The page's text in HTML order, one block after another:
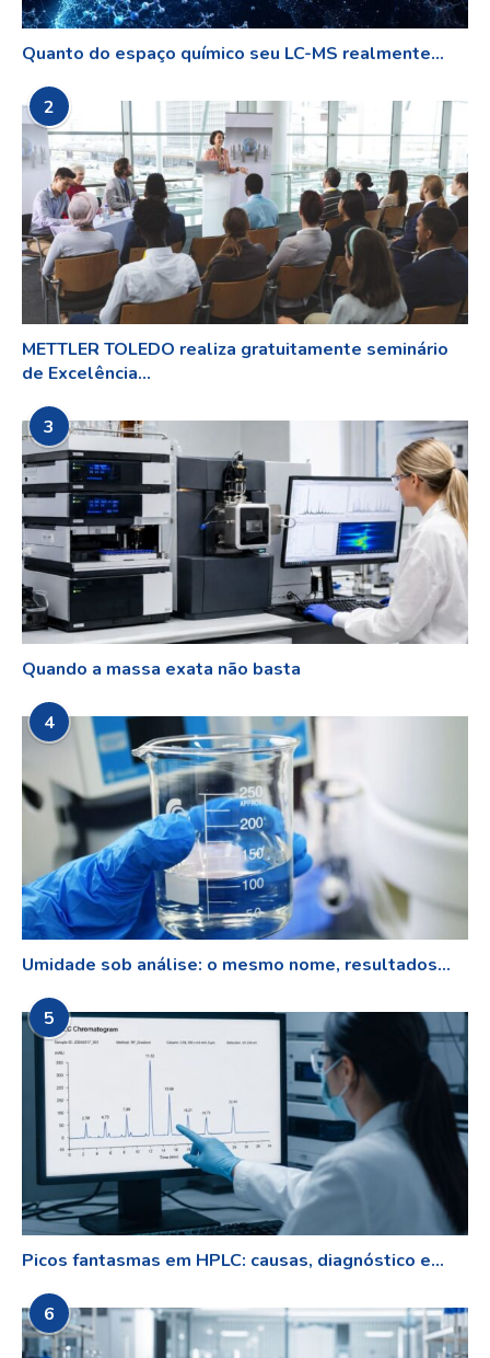
Quanto do espaço químico seu LC-MS realmente...
2
METTLER TOLEDO realiza gratuitamente seminário
de Excelência...
3
Quando a massa exata não basta
4
Umidade sob análise: o mesmo nome, resultados...
5
Picos fantasmas em HPLC: causas, diagnóstico e...
6